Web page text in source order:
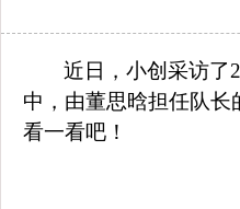
近日，小创采访了
中，由董思晗担任队长
看一看吧！